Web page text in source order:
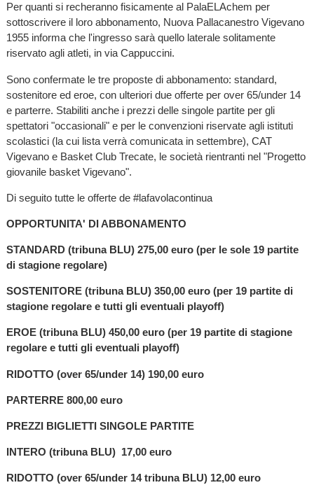
Per quanti si recheranno fisicamente al PalaELAchem per
sottoscrivere il loro abbonamento, Nuova Pallacanestro Vigevano
1955 informa che l'ingresso sarà quello laterale solitamente
riservato agli atleti, in via Cappuccini.
Sono confermate le tre proposte di abbonamento: standard,
sostenitore ed eroe, con ulteriori due offerte per over 65/under 14
e parterre. Stabiliti anche i prezzi delle singole partite per gli
spettatori "occasionali" e per le convenzioni riservate agli istituti
scolastici (la cui lista verrà comunicata in settembre), CAT
Vigevano e Basket Club Trecate, le società rientranti nel "Progetto
giovanile basket Vigevano".
Di seguito tutte le offerte de #lafavolacontinua
OPPORTUNITA' DI ABBONAMENTO
STANDARD (tribuna BLU) 275,00 euro (per le sole 19 partite
di stagione regolare)
SOSTENITORE (tribuna BLU) 350,00 euro (per 19 partite di
stagione regolare e tutti gli eventuali playoff)
EROE (tribuna BLU) 450,00 euro (per 19 partite di stagione
regolare e tutti gli eventuali playoff)
RIDOTTO (over 65/under 14) 190,00 euro
PARTERRE 800,00 euro
PREZZI BIGLIETTI SINGOLE PARTITE
INTERO (tribuna BLU) 17,00 euro
RIDOTTO (over 65/under 14 tribuna BLU) 12,00 euro